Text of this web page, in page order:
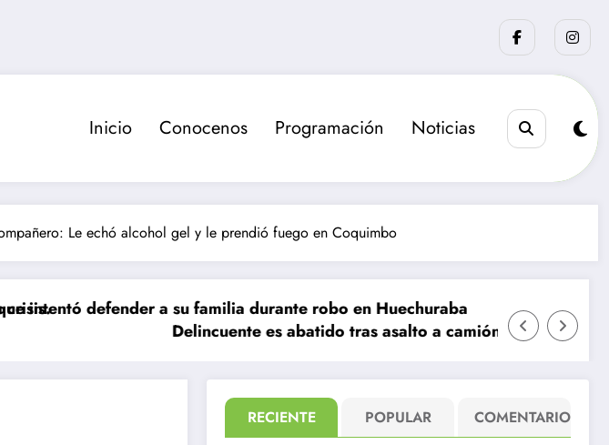
Inicio Conocenos Programación Noticias
Le echó alcohol gel y le prendió fuego en Coquimbo
a su familia durante robo en Huechuraba
Delincuente es abatido tras asalto a camión de valores en Santiago
La sanción que busca el
RECIENTE POPULAR COMENTARIO